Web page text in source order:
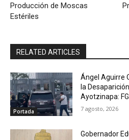
Producción de Moscas
Estériles
RELATED ARTICLES
Portada
Ángel Aguirre
la
Ayotzinapa:
7 agosto, 2026
Gobernador